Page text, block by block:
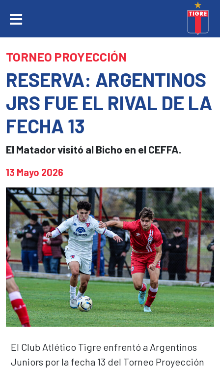
TORNEO PROYECCIÓN
RESERVA: ARGENTINOS
JRS FUE EL RIVAL DE LA
FECHA 13
El Matador visitó al Bicho en el CEFFA.
13 Mayo 2026
El Club Atlético Tigre enfrentó a Argentinos
Juniors por la fecha 13 del Torneo Proyección